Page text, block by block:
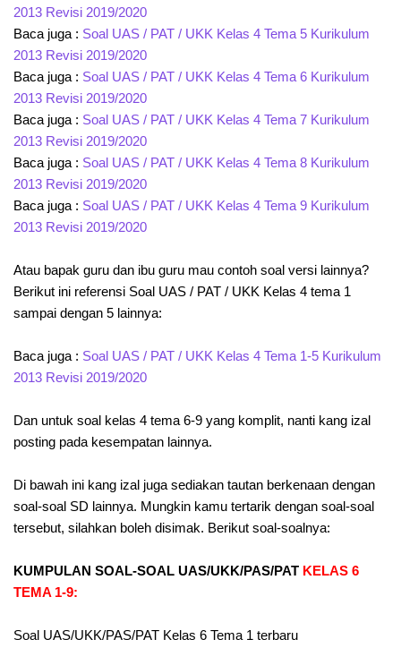
2013 Revisi 2019/2020
Baca juga : Soal UAS / PAT / UKK Kelas 4 Tema 5 Kurikulum
2013 Revisi 2019/2020
Baca juga : Soal UAS / PAT / UKK Kelas 4 Tema 6 Kurikulum
2013 Revisi 2019/2020
Baca juga : Soal UAS / PAT / UKK Kelas 4 Tema 7 Kurikulum
2013 Revisi 2019/2020
Baca juga : Soal UAS / PAT / UKK Kelas 4 Tema 8 Kurikulum
2013 Revisi 2019/2020
Baca juga : Soal UAS / PAT / UKK Kelas 4 Tema 9 Kurikulum
2013 Revisi 2019/2020
Atau bapak guru dan ibu guru mau contoh soal versi lainnya?
Berikut ini referensi Soal UAS / PAT / UKK Kelas 4 tema 1
sampai dengan 5 lainnya:
Baca juga : Soal UAS / PAT / UKK Kelas 4 Tema 1-5 Kurikulum
2013 Revisi 2019/2020
Dan untuk soal kelas 4 tema 6-9 yang komplit, nanti kang izal
posting pada kesempatan lainnya.
Di bawah ini kang izal juga sediakan tautan berkenaan dengan
soal-soal SD lainnya. Mungkin kamu tertarik dengan soal-soal
tersebut, silahkan boleh disimak. Berikut soal-soalnya:
KUMPULAN SOAL-SOAL UAS/UKK/PAS/PAT KELAS 6
TEMA 1-9:
Soal UAS/UKK/PAS/PAT Kelas 6 Tema 1 terbaru